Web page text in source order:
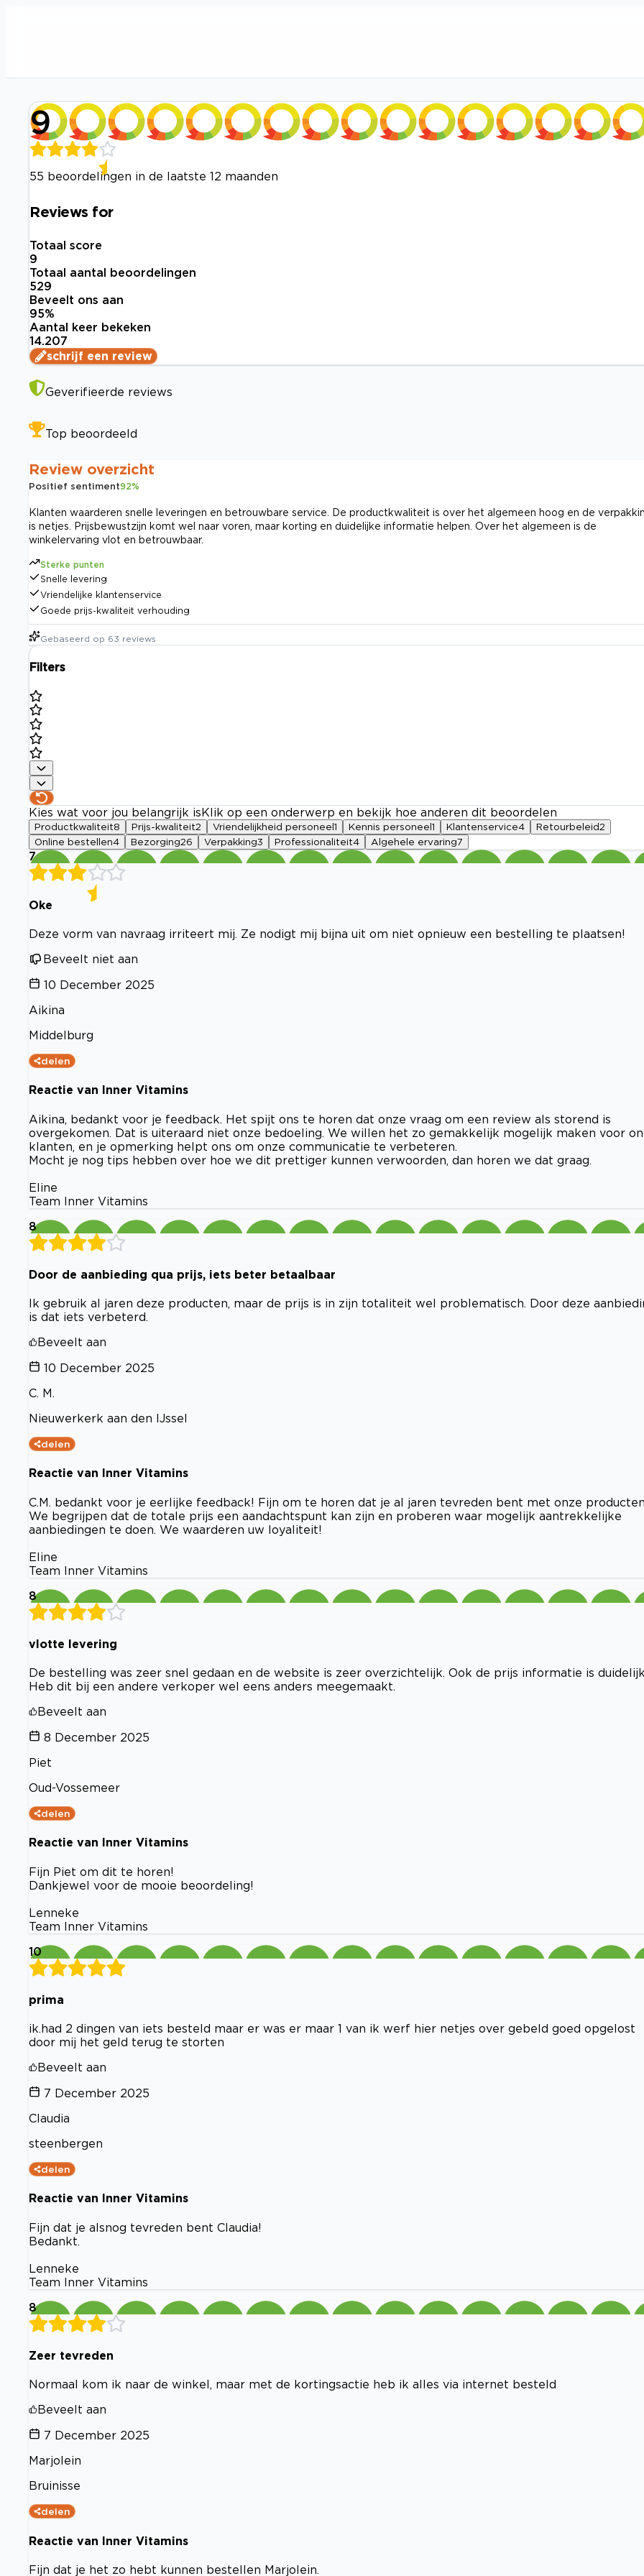
9
55 beoordelingen in de laatste 12 maanden
Reviews for
Totaal score
9
Totaal aantal beoordelingen
529
Beveelt ons aan
95%
Aantal keer bekeken
14.207
schrijf een review
Geverifieerde reviews
Top beoordeeld
Review overzicht
Positief sentiment92%
Klanten waarderen snelle leveringen en betrouwbare service. De productkwaliteit is over het algemeen hoog en de
is netjes. Prijsbewustzijn komt wel naar voren, maar korting en duidelijke informatie helpen. Over het algemeen is de
winkelervaring vlot en betrouwbaar.
Sterke punten
Snelle levering
Vriendelijke klantenservice
Goede prijs-kwaliteit verhouding
Gebaseerd op 63 reviews
Filters
Kies wat voor jou belangrijk is Klik op een onderwerp en bekijk hoe anderen dit beoordelen
Productkwaliteit8 Prijs-kwaliteit2 Vriendelijkheid personeel 1 Kennis personeel 1 Klantenservice4 Retourbeleid2
Online bestellen4 Bezorging26 Verpakking3 Professionaliteit4 Algehele ervaring7
7
Oke
Deze vorm van navraag irriteert mij. Ze nodigt mij bijna uit om niet opnieuw een bestelling te plaatsen!
Beveelt niet aan
10 December 2025
Aikina
Middelburg
delen
Reactie van Inner Vitamins
Aikina, bedankt voor je feedback. Het spijt ons te horen dat onze vraag om een review als storend is
overgekomen. Dat is uiteraard niet onze bedoeling. We willen het zo gemakkelijk mogelijk maken voor
klanten, en je opmerking helpt ons om onze communicatie te verbeteren.
Mocht je nog tips hebben over hoe we dit prettiger kunnen verwoorden, dan horen we dat graag.
Eline
Team Inner Vitamins
8
Door de aanbieding qua prijs, iets beter betaalbaar
Ik gebruik al jaren deze producten, maar de prijs is in zijn totaliteit wel problematisch. Door deze
is dat iets verbeterd.
Beveelt aan
10 December 2025
C. M.
Nieuwerkerk aan den IJssel
delen
Reactie van Inner Vitamins
C.M. bedankt voor je eerlijke feedback! Fijn om te horen dat je al jaren tevreden bent met onze
We begrijpen dat de totale prijs een aandachtspunt kan zijn en proberen waar mogelijk aantrekkelijke
aanbiedingen te doen. We waarderen uw loyaliteit!
Eline
Team Inner Vitamins
8
vlotte levering
De bestelling was zeer snel gedaan en de website is zeer overzichtelijk. Ook de prijs informatie is
Heb dit bij een andere verkoper wel eens anders meegemaakt.
Beveelt aan
8 December 2025
Piet
Oud-Vossemeer
delen
Reactie van Inner Vitamins
Fijn Piet om dit te horen!
Dankjewel voor de mooie beoordeling!
Lenneke
Team Inner Vitamins
10
prima
ik.had 2 dingen van iets besteld maar er was er maar 1 van ik werf hier netjes over gebeld goed opgelost
door mij het geld terug te storten
Beveelt aan
7 December 2025
Claudia
steenbergen
delen
Reactie van Inner Vitamins
Fijn dat je alsnog tevreden bent Claudia!
Bedankt.
Lenneke
Team Inner Vitamins
8
Zeer tevreden
Normaal kom ik naar de winkel, maar met de kortingsactie heb ik alles via internet besteld
Beveelt aan
7 December 2025
Marjolein
Bruinisse
delen
Reactie van Inner Vitamins
Fijn dat je het zo hebt kunnen bestellen Marjolein.